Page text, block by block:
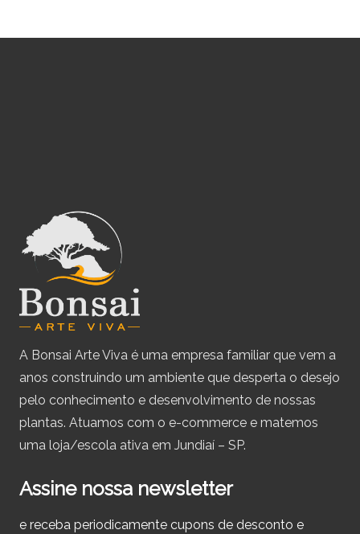
A Bonsai Arte Viva é uma empresa familiar que vem a
anos construindo um ambiente que desperta o desejo
pelo conhecimento e desenvolvimento de nossas
plantas. Atuamos com o e-commerce e matemos
uma loja/escola ativa em Jundiaí – SP.
Assine nossa newsletter
e receba periodicamente cupons de desconto e